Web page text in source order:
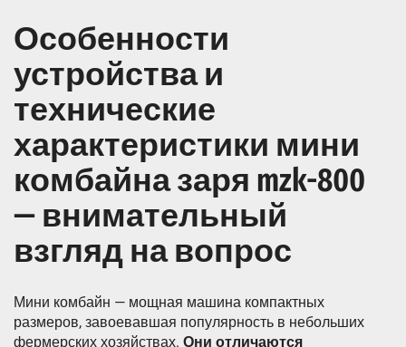
Особенности
устройства и
технические
характеристики мини
комбайна заря mzk-800
— внимательный
взгляд на вопрос
Мини комбайн — мощная машина компактных
размеров, завоевавшая популярность в небольших
фермерских хозяйствах. Они отличаются